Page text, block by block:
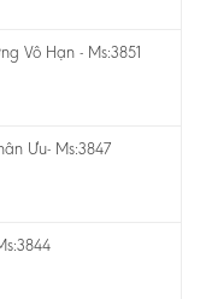
Vô Hạn - Ms:3851
Ưu- Ms:3847